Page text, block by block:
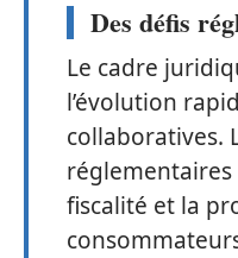
Des défis
Le cadre
l’évolution
collaboratives.
fiscalité et la